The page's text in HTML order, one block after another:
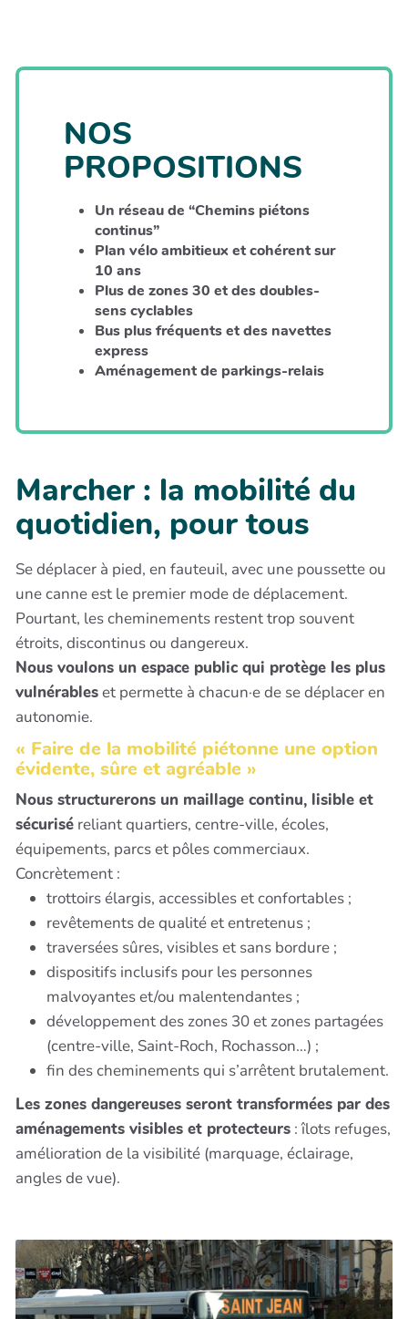
NOS
PROPOSITIONS
Un réseau de “Chemins piétons
continus”
Plan vélo ambitieux et cohérent sur
10 ans
Plus de zones 30 et des doubles-
sens cyclables
Bus plus fréquents et des navettes
express
Aménagement de parkings-relais
Marcher : la mobilité du
quotidien, pour tous
Se déplacer à pied, en fauteuil, avec une poussette ou
une canne est le premier mode de déplacement.
Pourtant, les cheminements restent trop souvent
étroits, discontinus ou dangereux.
Nous voulons un espace public qui protège les plus
vulnérableset permette à chacun·e de se déplacer en
autonomie.
« Faire de la mobilité piétonne une option
évidente, sûre et agréable »
Nous structurerons un maillage continu, lisible et
sécurisé reliant quartiers, centre-ville, écoles,
équipements, parcs et pôles commerciaux.
Concrètement :
trottoirs élargis, accessibles et confortables ;
revêtements de qualité et entretenus ;
traversées sûres, visibles et sans bordure ;
dispositifs inclusifs pour les personnes
malvoyantes et/ou malentendantes ;
développement des zones 30 et zones partagées
(centre-ville, Saint-Roch, Rochasson…) ;
fin des cheminements qui s’arrêtent brutalement.
Les zones dangereuses seront transformées par des
aménagements visibles et protecteurs : îlots refuges,
amélioration de la visibilité (marquage, éclairage,
angles de vue).